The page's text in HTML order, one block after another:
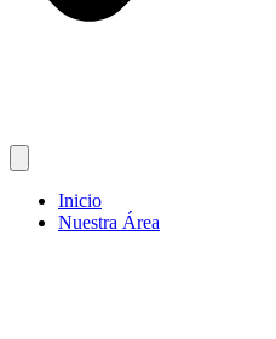
Inicio
Nuestra Área